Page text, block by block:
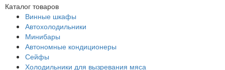
Каталог товаров
Винные шкафы
Автохолодильники
Минибары
Автономные кондиционеры
Сейфы
Холодильники для вызревания мяса